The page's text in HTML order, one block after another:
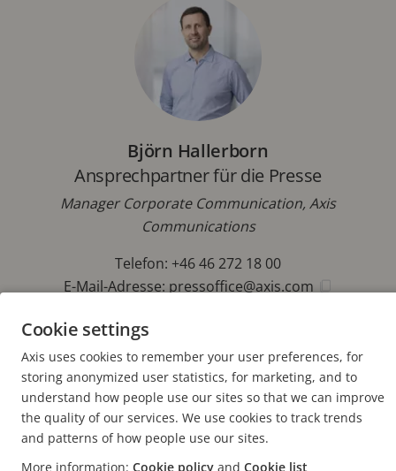
Björn Hallerborn
Ansprechpartner für die Presse
Manager Corporate Communication, Axis
Communications
Telefon: +46 46 272 18 00
E-Mail-Adresse: pressoffice@axis.com
FOOTER
KONTAKT
NEWS & STORYS
Cookie settings
Axis uses cookies to remember your user preferences, for
storing anonymized user statistics, for marketing, and to
understand how people use our sites so that we can improve
the quality of our services. We use cookies to track trends
and patterns of how people use our sites.
More information: Cookie policy and Cookie list